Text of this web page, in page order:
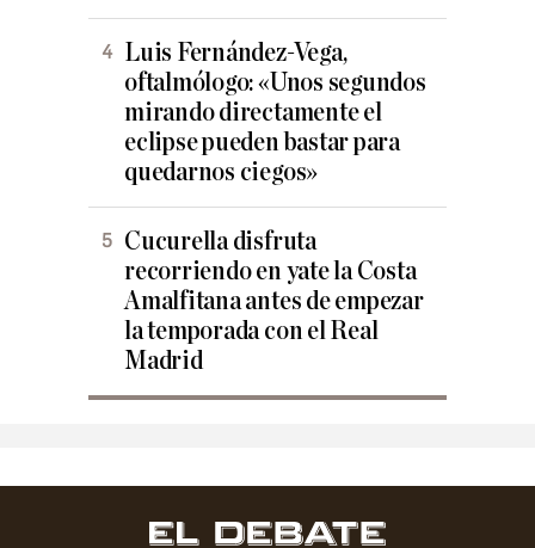
Luis Fernández-Vega,
oftalmólogo: «Unos segundos
mirando directamente el
eclipse pueden bastar para
quedarnos ciegos»
Cucurella disfruta
recorriendo en yate la Costa
Amalfitana antes de empezar
la temporada con el Real
Madrid